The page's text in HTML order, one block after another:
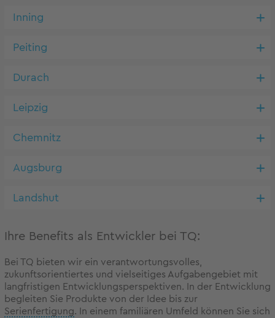
Inning
Peiting
Durach
Leipzig
Chemnitz
Augsburg
Landshut
Ihre Benefits als Entwickler bei TQ:
Bei TQ bieten wir ein verantwortungsvolles,
zukunftsorientiertes und vielseitiges Aufgabengebiet mit
langfristigen Entwicklungsperspektiven. In der Entwicklung
begleiten Sie Produkte von der Idee bis zur
Serienfertigung. In einem familiären Umfeld können Sie sich